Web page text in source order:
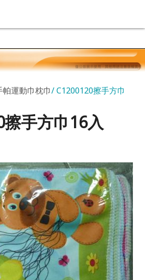
帕運動巾枕巾 C1200120擦手方巾
擦手方巾16入